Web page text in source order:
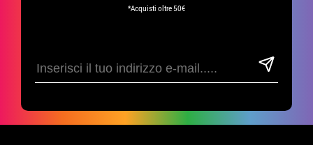
*Acquisti oltre 50€